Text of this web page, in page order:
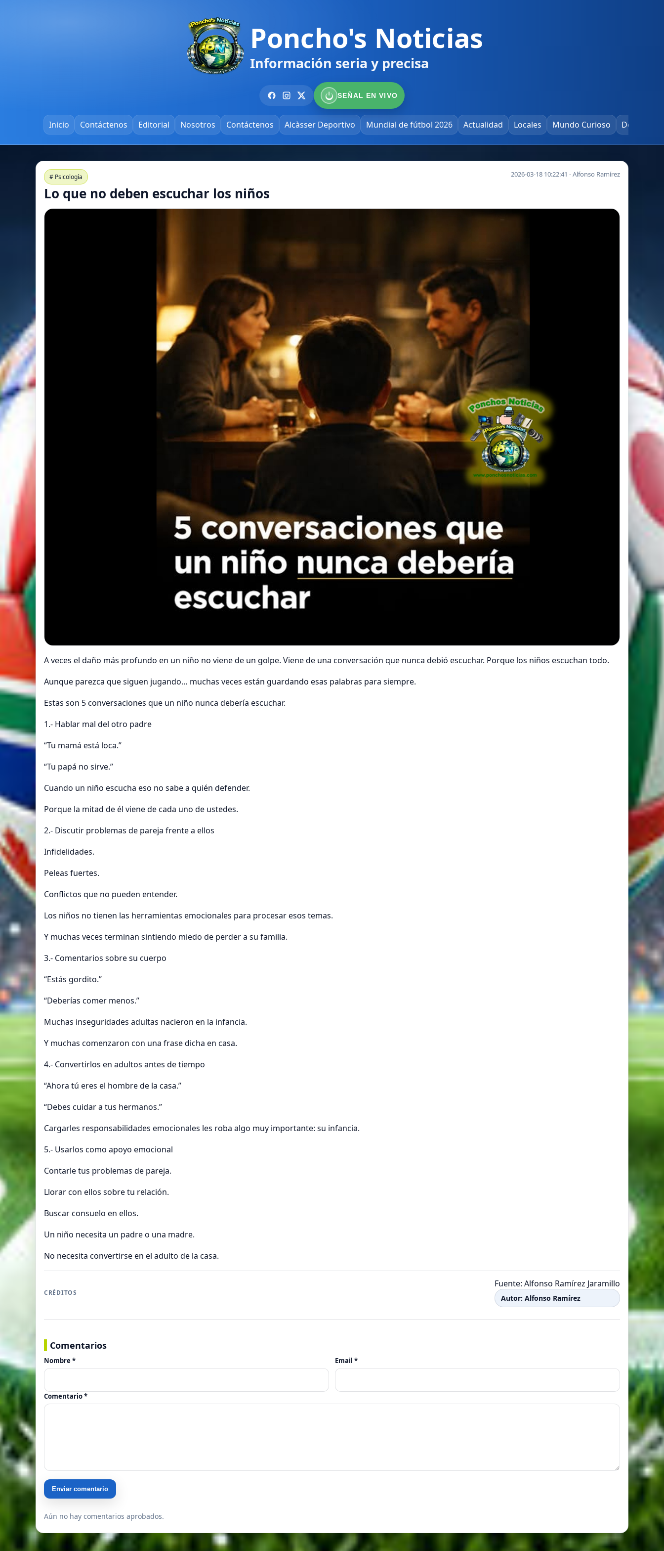
Poncho's Noticias
Información seria y precisa
SEÑAL EN VIVO
Inicio Contáctenos Editorial Nosotros Contáctenos Alcàsser Deportivo Mundial de fútbol 2026 Actualidad Locales Mundo Curioso Deportes
# Psicología 2026-03-18 10:22:41 - Alfonso Ramírez
Lo que no deben escuchar los niños
A veces el daño más profundo en un niño no viene de un golpe. Viene de una conversación que nunca debió escuchar. Porque los niños escuchan todo.
Aunque parezca que siguen jugando… muchas veces están guardando esas palabras para siempre.
Estas son 5 conversaciones que un niño nunca debería escuchar.
1.- Hablar mal del otro padre
“Tu mamá está loca.”
“Tu papá no sirve.”
Cuando un niño escucha eso no sabe a quién defender.
Porque la mitad de él viene de cada uno de ustedes.
2.- Discutir problemas de pareja frente a ellos
Infidelidades.
Peleas fuertes.
Conflictos que no pueden entender.
Los niños no tienen las herramientas emocionales para procesar esos temas.
Y muchas veces terminan sintiendo miedo de perder a su familia.
3.- Comentarios sobre su cuerpo
“Estás gordito.”
“Deberías comer menos.”
Muchas inseguridades adultas nacieron en la infancia.
Y muchas comenzaron con una frase dicha en casa.
4.- Convertirlos en adultos antes de tiempo
“Ahora tú eres el hombre de la casa.”
“Debes cuidar a tus hermanos.”
Cargarles responsabilidades emocionales les roba algo muy importante: su infancia.
5.- Usarlos como apoyo emocional
Contarle tus problemas de pareja.
Llorar con ellos sobre tu relación.
Buscar consuelo en ellos.
Un niño necesita un padre o una madre.
No necesita convertirse en el adulto de la casa.
CRÉDITOS
Fuente: Alfonso Ramírez Jaramillo
Autor: Alfonso Ramírez
Comentarios
Nombre * Email *
Comentario *
Enviar comentario
Aún no hay comentarios aprobados.